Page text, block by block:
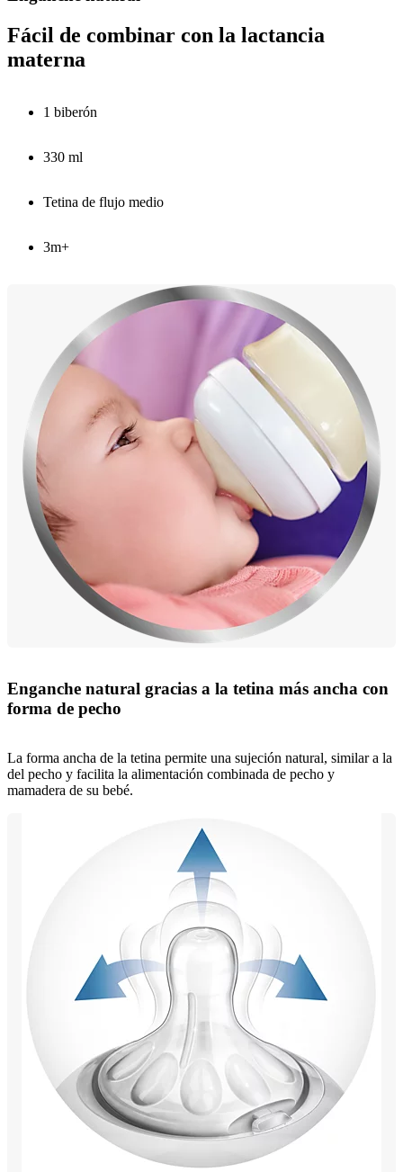
Fácil de combinar con la lactancia
materna
1 biberón
330 ml
Tetina de flujo medio
3m+
Enganche natural gracias a la tetina más ancha con
forma de pecho
La forma ancha de la tetina permite una sujeción natural, similar a la
del pecho y facilita la alimentación combinada de pecho y
mamadera de su bebé.